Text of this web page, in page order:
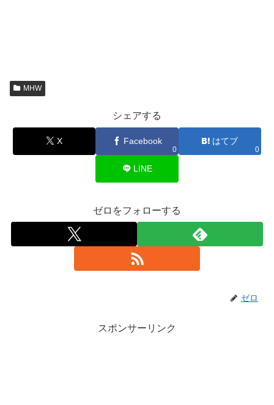
MHW
シェアする
X Facebook
0
はてブ
0
LINE
ゼロをフォローする
ゼロ
スポンサーリンク